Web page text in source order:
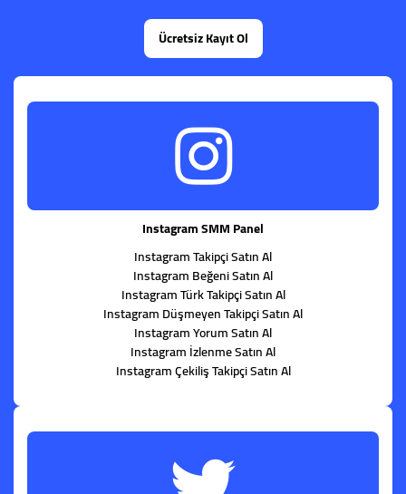
Ücretsiz Kayıt Ol
Instagram SMM Panel
Instagram Takipçi Satın Al
Instagram Beğeni Satın Al
Instagram Türk Takipçi Satın Al
Instagram Düşmeyen Takipçi Satın Al
Instagram Yorum Satın Al
Instagram İzlenme Satın Al
Instagram Çekiliş Takipçi Satın Al